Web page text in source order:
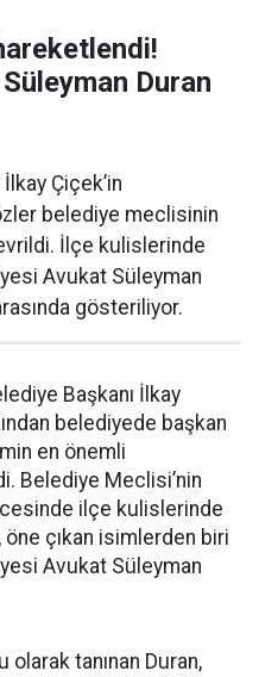
Duran
Çiçek’in
belediye meclisinin
İlçe kulislerinde
Avukat Süleyman
gösteriliyor.
Başkanı İlkay
belediyede başkan
en önemli
Belediye Meclisi’nin
ilçe kulislerinde
çıkan isimlerden biri
Avukat Süleyman
tanınan Duran,